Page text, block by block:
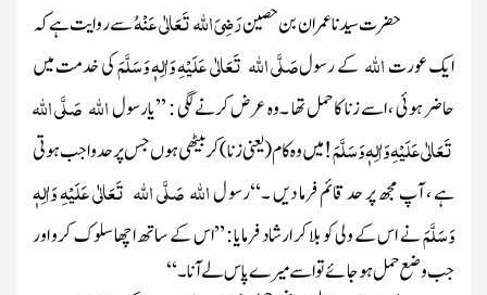
حضرت سیدنا عمران بن حصینرَضِیَ اللہ تَعَالٰی عَنْہُسے روایت ہے کہ
ایک عورتاللہ کے رسولصَلَّی اللہ تَعَالٰی عَلَیْہِ وَاٰلِہٖ وَسَلَّمَکی خدمت میں
حاضر ہوئی ، اسے زنا کا حمل تھا ۔وہ عرض کرنے لگی : ’’یارسولاللہصَلَّی اللہ
تَعَالٰی عَلَیْہِ وَاٰلِہٖ وَسَلَّمَ!میں وہ کام(یعنی زنا)کر بیٹھی ہوں جس پر حد واجب ہوتی
ہے ، آپ مجھ پر حد قائم فرما دیں ۔‘‘رسو لاللہصَلَّی اللہ تَعَالٰی عَلَیْہِ وَاٰلِہٖ
وَسَلَّمَنے اس کے ولی کو بلا کر ارشاد فرمایا : ’’اس کے ساتھ اچھا سلوک کرو اور
جب وضع حمل ہو جائے تو اسے میرے پاس لے آنا ۔‘‘